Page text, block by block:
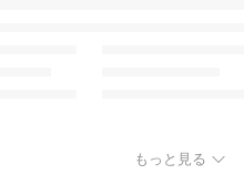
もっと見る